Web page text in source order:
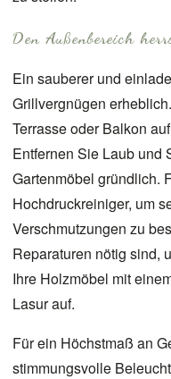
Den Außenbereich
Ein sauberer und
Grillvergnügen
Terrasseoder Balkon
Entfernen Sie Laub und
Gartenmöbel gründlich.
Hochdruckreiniger, um
Verschmutzungen zu
Reparaturen nötig sind,
Ihre Holzmöbel mit
Lasur auf.
Für ein Höchstmaß an
stimmungsvolle